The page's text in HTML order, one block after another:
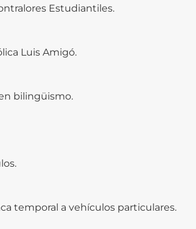
Estudiantiles.
Luis Amigó.
bilingüismo.
temporal a vehículos particulares.